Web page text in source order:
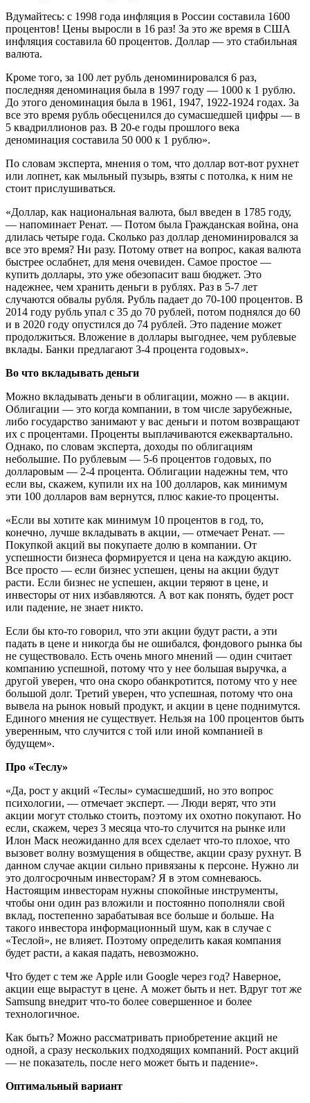
Вдумайтесь: с 1998 года инфляция в России составила 1600
процентов! Цены выросли в 16 раз! За это же время в США
инфляция составила 60 процентов. Доллар — это стабильная
валюта.
Кроме того, за 100 лет рубль деноминировался 6 раз,
последняя деноминация была в 1997 году — 1000 к 1 рублю.
До этого деноминация была в 1961, 1947, 1922-1924 годах. За
все это время рубль обесценился до сумасшедшей цифры — в
5 квадриллионов раз. В 20-е годы прошлого века
деноминация составила 50 000 к 1 рублю».
По словам эксперта, мнения о том, что доллар вот-вот рухнет
или лопнет, как мыльный пузырь, взяты с потолка, к ним не
стоит прислушиваться.
«Доллар, как национальная валюта, был введен в 1785 году,
— напоминает Ренат. — Потом была Гражданская война, она
длилась четыре года. Сколько раз доллар деноминировался за
все это время? Ни разу. Потому ответ на вопрос, какая валюта
быстрее ослабнет, для меня очевиден. Самое простое —
купить доллары, это уже обезопасит ваш бюджет. Это
надежнее, чем хранить деньги в рублях. Раз в 5-7 лет
случаются обвалы рубля. Рубль падает до 70-100 процентов. В
2014 году рубль упал с 35 до 70 рублей, потом поднялся до 60
и в 2020 году опустился до 74 рублей. Это падение может
продолжиться. Вложение в доллары выгоднее, чем рублевые
вклады. Банки предлагают 3-4 процента годовых».
Во что вкладывать деньги
Можно вкладывать деньги в облигации, можно — в акции.
Облигации — это когда компании, в том числе зарубежные,
либо государство занимают у вас деньги и потом возвращают
их с процентами. Проценты выплачиваются ежеквартально.
Однако, по словам эксперта, доходы по облигациям
небольшие. По рублевым — 5-6 процентов годовых, по
долларовым — 2-4 процента. Облигации надежны тем, что
если вы, скажем, купили их на 100 долларов, как минимум
эти 100 долларов вам вернутся, плюс какие-то проценты.
«Если вы хотите как минимум 10 процентов в год, то,
конечно, лучше вкладывать в акции, — отмечает Ренат. —
Покупкой акций вы покупаете долю в компании. От
успешности бизнеса формируется и цена на каждую акцию.
Все просто — если бизнес успешен, цены на акции будут
расти. Если бизнес не успешен, акции теряют в цене, и
инвесторы от них избавляются. А вот как понять, будет рост
или падение, не знает никто.
Если бы кто-то говорил, что эти акции будут расти, а эти
падать в цене и никогда бы не ошибался, фондового рынка бы
не существовало. Есть очень много мнений — один считает
компанию успешной, потому что у нее большая выручка, а
другой уверен, что она скоро обанкротится, потому что у нее
большой долг. Третий уверен, что успешная, потому что она
вывела на рынок новый продукт, и акции в цене поднимутся.
Единого мнения не существует. Нельзя на 100 процентов быть
уверенным, что случится с той или иной компанией в
будущем».
Про «Теслу»
«Да, рост у акций «Теслы» сумасшедший, но это вопрос
психологии, — отмечает эксперт. — Люди верят, что эти
акции могут столько стоить, поэтому их охотно покупают. Но
если, скажем, через 3 месяца что-то случится на рынке или
Илон Маск неожиданно для всех сделает что-то плохое, что
вызовет волну возмущения в обществе, акции сразу рухнут. В
данном случае акции сильно привязаны к персоне. Нужно ли
это долгосрочным инвесторам? Я в этом сомневаюсь.
Настоящим инвесторам нужны спокойные инструменты,
чтобы они один раз вложили и постоянно пополняли свой
вклад, постепенно зарабатывая все больше и больше. На
такого инвестора информационный шум, как в случае с
«Теслой», не влияет. Поэтому определить какая компания
будет расти, а какая падать, невозможно.
Что будет с тем же Apple или Google через год? Наверное,
акции еще вырастут в цене. А может быть и нет. Вдруг тот же
Samsung внедрит что-то более совершенное и более
технологичное.
Как быть? Можно рассматривать приобретение акций не
одной, а сразу нескольких подходящих компаний. Рост акций
— не показатель, после него может быть и падение».
Оптимальный вариант